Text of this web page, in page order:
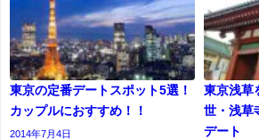
東京の定番デートスポット5選！
カップルにおすすめ！！
2014年7月4日
東京浅草
世・浅草
デート